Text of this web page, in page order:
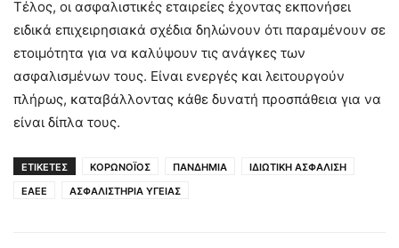
Τέλος, οι ασφαλιστικές εταιρείες έχοντας εκπονήσει
ειδικά επιχειρησιακά σχέδια δηλώνουν ότι παραμένουν σε
ετοιμότητα για να καλύψουν τις ανάγκες των
ασφαλισμένων τους. Είναι ενεργές και λειτουργούν
πλήρως, καταβάλλοντας κάθε δυνατή προσπάθεια για να
είναι δίπλα τους.
ΕΤΙΚΕΤΕΣ ΚΟΡΩΝΟΪΟΣ ΠΑΝΔΗΜΙΑ
ΙΔΙΩΤΙΚΗ ΑΣΦΑΛΙΣΗ
ΕΑΕΕ
ΑΣΦΑΛΙΣΤΗΡΙΑ ΥΓΕΙΑΣ